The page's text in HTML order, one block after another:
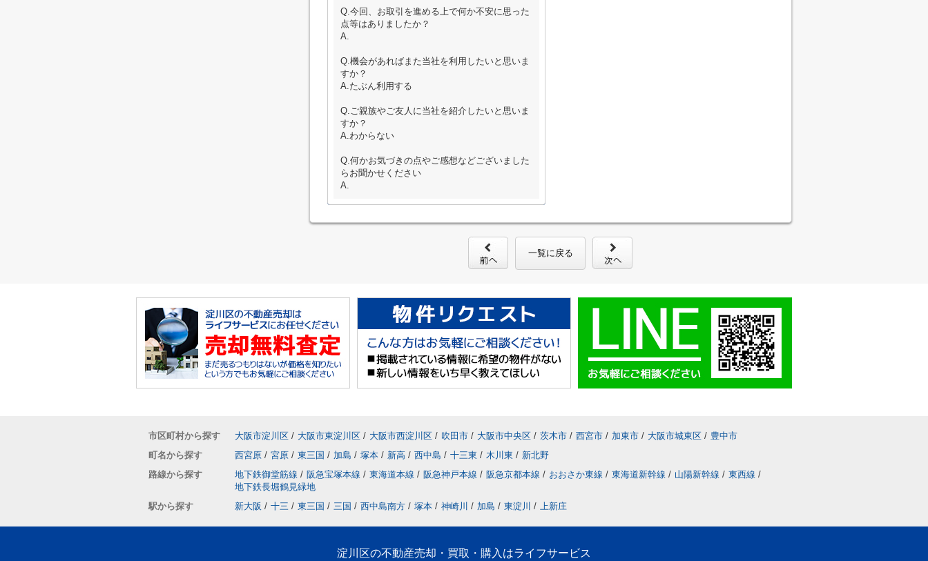
Q.今回、お取引を進める上で何か不安に思った
点等はありましたか？
A.
Q.機会があればまた当社を利用したいと思いま
すか？
A.たぶん利用する
Q.ご親族やご友人に当社を紹介したいと思いま
すか？
A.わからない
Q.何かお気づきの点やご感想などございました
らお聞かせください
A.
一覧に戻る
市区町村から探す 大阪市淀川区 / 大阪市東淀川区 / 大阪市西淀川区 / 吹田市 / 大阪市中央区 / 茨木市 / 西宮市 / 加東市 / 大阪市城東区 / 豊中市
町名から探す
西宮原 / 宮原 / 東三国 / 加島 / 塚本 / 新高 / 西中島 / 十三東 / 木川東 / 新北野
路線から探す
地下鉄御堂筋線 / 阪急宝塚本線 / 東海道本線 / 阪急神戸本線 / 阪急京都本線 / おおさか東線 / 東海道新幹線 / 山陽新幹線 / 東西線 /
地下鉄長堀鶴見緑地
駅から探す
新大阪 / 十三 / 東三国 / 三国 / 西中島南方 / 塚本 / 神崎川 / 加島 / 東淀川 / 上新庄
淀川区の不動産売却・買取・購入はライフサービス